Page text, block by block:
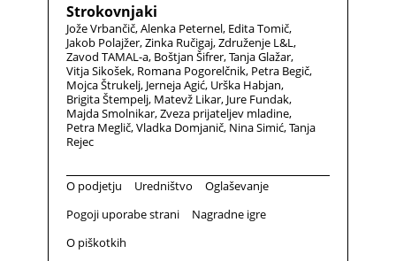
Strokovnjaki
Jože Vrbančič Alenka Peternel Edita Tomič
Jakob Polajžer Zinka Ručigaj Združenje L&L
Zavod TAMAL-a Boštjan Šifrer Tanja Glažar
Vitja Sikošek Romana Pogorelčnik Petra Begič
Mojca Štrukelj Jerneja Agić Urška Habjan
Brigita Štempelj Matevž Likar Jure Fundak
Majda Smolnikar Zveza prijateljev mladine
Petra Meglič Vladka Domjanič Nina Simić Tanja
Rejec
O podjetju Uredništvo
Oglaševanje
Pogoji uporabe strani
Nagradne igre
O piškotkih